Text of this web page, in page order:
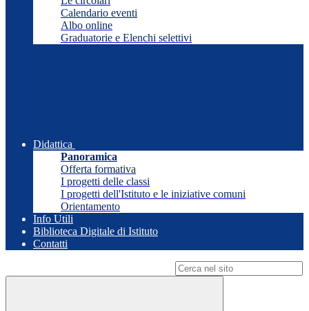
Calendario eventi
Albo online
Graduatorie e Elenchi selettivi
Didattica
Panoramica
Offerta formativa
I progetti delle classi
I progetti dell'Istituto e le iniziative comuni
Orientamento
Info Utili
Biblioteca Digitale di Istituto
Contatti